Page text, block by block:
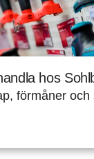
hos
förmåner och